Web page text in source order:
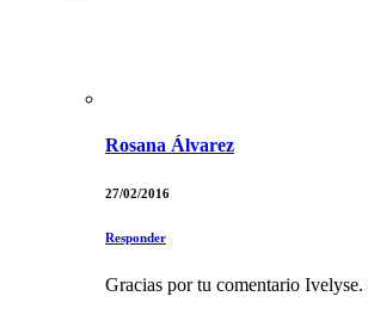
Rosana Álvarez
27/02/2016
Responder
Gracias por tu comentario